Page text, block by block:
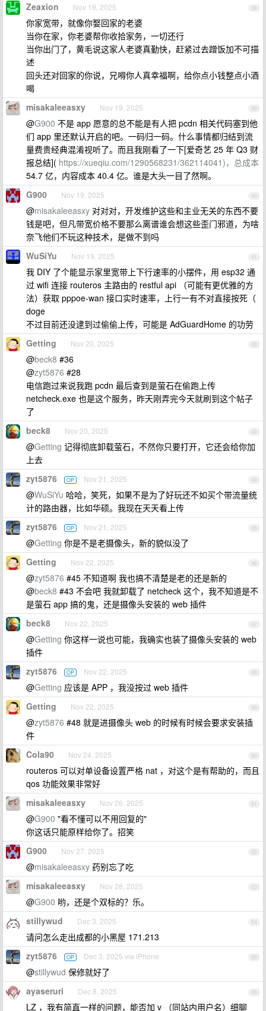
38
Zeaxion Nov 19, 2025
你家宽带，就像你娶回家的老婆
当你在家，你老婆帮你收拾家务，一切还行
当你出门了，黄毛说这家人老婆真勤快，赶紧过去蹭饭加不可描
述
回头还对回家的你说，兄嘚你人真幸福啊，给你点小钱整点小酒
喝
39
misakaleeasxy Nov 19, 2025
@G900 不是 app 愿意的总不能是有人把 pcdn 相关代码塞到他
们 app 里还默认开启的吧。一码归一码。什么事情都归结到流
量费贵经典混淆视听了。而且我刚看了一下[爱奇艺 25 年 Q3 财
报总结]( https://xueqiu.com/1290568231/362114041)，总成本
54.7 亿，内容成本 40.4 亿。谁是大头一目了然啊。
40
G900 Nov 19, 2025
@misakaleeasxy 对对对，开发维护这些和主业无关的东西不要
钱是吧，但凡带宽价格不要那么离谱谁会想这些歪门邪道，为啥
奈飞他们不玩这种技术，是做不到吗
41
WuSiYu Nov 19, 2025
我 DIY 了个能显示家里宽带上下行速率的小摆件，用 esp32 通
过 wifi 连接 routeros 主路由的 restful api （可能有更优雅的方
法）获取 pppoe-wan 接口实时速率，上行一有不对直接按死（
doge
不过目前还没逮到过偷偷上传，可能是 AdGuardHome 的功劳
42
Getting Nov 20, 2025
@beck8 #36
@zyt5876 #28
电信跑过来说我跑 pcdn 最后查到是萤石在偷跑上传
netcheck.exe 也是这个服务，昨天刚弄完今天就刷到这个帖子
了
43
beck8 Nov 20, 2025
@Getting 记得彻底卸载萤石，不然你只要打开，它还会给你加
上去
44
zyt5876 OP Nov 21, 2025
@WuSiYu 哈哈，笑死，如果不是为了好玩还不如买个带流量统
计的路由器，比如华硕。我现在天天看上传
45
zyt5876 OP Nov 21, 2025
@Getting 你是不是老摄像头，新的貌似没了
46
Getting Nov 22, 2025
@zyt5876 #45 不知道啊 我也搞不清楚是老的还是新的
@beck8 #43 不会吧 我就卸载了 netcheck 这个，我不知道是不
是萤石 app 搞的鬼，还是摄像头安装的 web 插件
47
beck8 Nov 22, 2025
@Getting 你这样一说也可能，我确实也装了摄像头安装的 web
插件
48
zyt5876 OP Nov 22, 2025
@Getting 应该是 APP ，我没按过 web 插件
49
Getting Nov 22, 2025
@zyt5876 #48 就是进摄像头 web 的时候有时候会要求安装插
件
50
Cola90 Nov 24, 2025
routeros 可以对单设备设置严格 nat ，对这个是有帮助的，而且
qos 功能效果非常好
51
misakaleeasxy Nov 26, 2025
@G900 "看不懂可以不用回复的"
你这话只能原样给你了。招笑
52
G900 Nov 27, 2025
@misakaleeasxy 药别忘了吃
53
misakaleeasxy Nov 28, 2025
@G900 哟，还是个双标的？乐。
54
stillywud Dec 3, 2025
请问怎么走出成都的小黑屋 171.213
55
zyt5876 OP Dec 3, 2025 via iPhone
@stillywud 保修就好了
56
ayaseruri Dec 8, 2025
LZ ，我有简直一样的问题，能否加 v （同站内用户名）细聊